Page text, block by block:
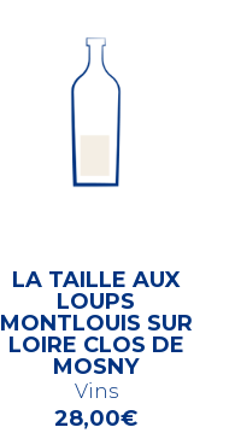
LA TAILLE AUX
LOUPS
MONTLOUIS SUR
LOIRE CLOS DE
MOSNY
Vins
28,00€